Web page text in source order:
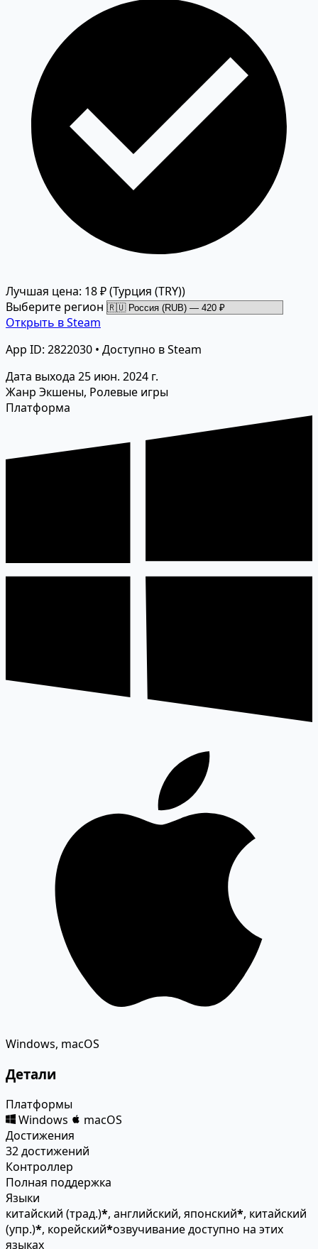
Лучшая цена: 18 ₽(Турция (TRY))
Выберите регион
Открыть в Steam
App ID: 2822030 • Доступно в Steam
Дата выхода 25 июн. 2024 г.
Жанр Экшены, Ролевые игры
Платформа
Windows, macOS
Детали
Платформы
Windows
macOS
Достижения
32 достижений
Контроллер
Полная поддержка
Языки
китайский (трад.)*, английский, японский*, китайский
(упр.)*, корейский*озвучивание доступно на этих
языках